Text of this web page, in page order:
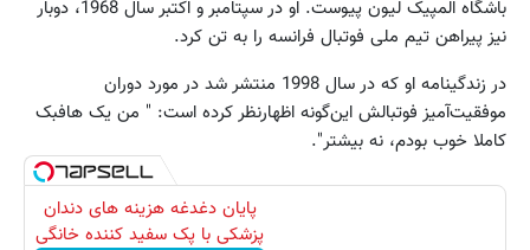
باشگاه المپیک لیون پیوست. او در سپتامبر و اکتبر سال 1968، دوبار
نیز پیراهن تیم ملی فوتبال فرانسه را به تن کرد.
در زندگینامه او که در سال 1998 منتشر شد در مورد دوران
موفقیت‌آمیز فوتبالش این‌گونه اظهار‌نظر کرده است: " من یک هافبک
کاملا خوب بودم، نه بیشتر".
پایان دغدغه هزینه های دندان
پزشکی با پک سفید کننده خانگی